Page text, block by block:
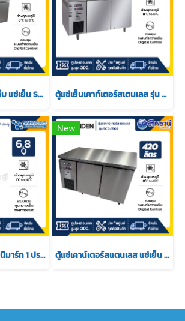
ตู้เคาน์เตอร์ 2 ประตูทึบ แช่เย็น Sanden รุ่น SCC-1802 ตู้แช่เย็นเคาท์เตอร์สเตนเลส รุ่น SCC-1202 ความลึก 75 ซม. เกรด201 10.6 คิว [SCC-1202]
ตู้แช่เครื่องดื่ม ตู้แช่มินิมาร์ท 1 ประตู SANDEN รุ่น SPC-0250 ขนาด 6.8 Q ( รับประกันนาน 5 ปี )
New
ตู้แช่เคาน์เตอร์สแตนเลส แช่เย็น รุ่น SCC-1502